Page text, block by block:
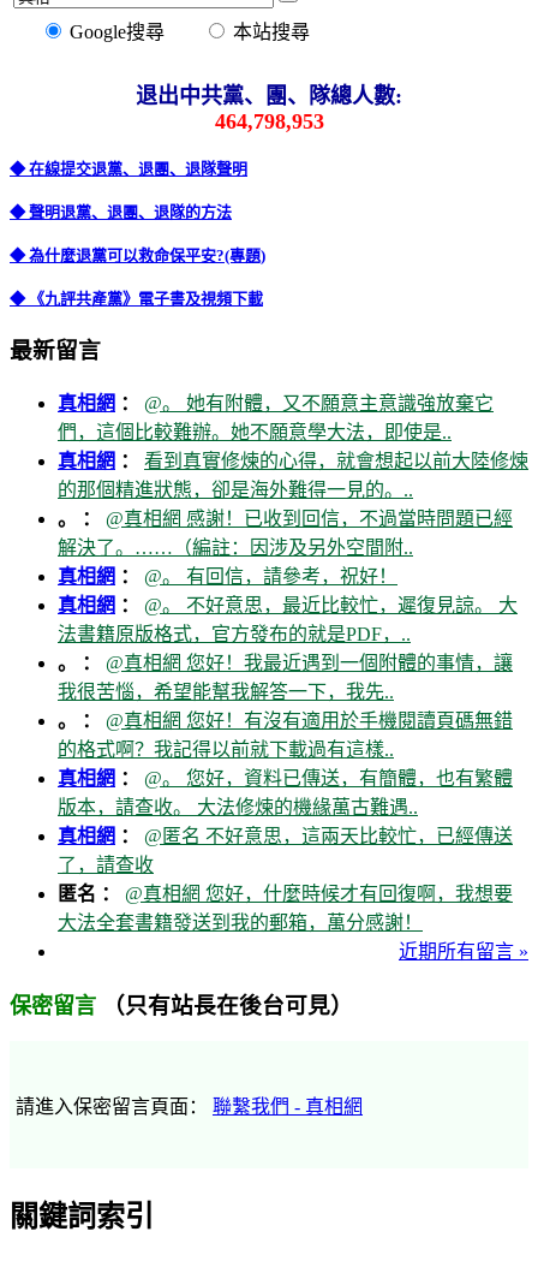
Google搜尋 本站搜尋
退出中共黨、團、隊總人數:
464,798,953
◆ 在線提交退黨、退團、退隊聲明
◆ 聲明退黨、退團、退隊的方法
◆ 為什麼退黨可以救命保平安?(專題)
◆ 《九評共產黨》電子書及視頻下載
最新留言
真相網 ： @。 她有附體，又不願意主意識強放棄它
們，這個比較難辦。她不願意學大法，即使是..
真相網 ： 看到真實修煉的心得，就會想起以前大陸修煉
的那個精進狀態，卻是海外難得一見的。..
。 ： @真相網 感謝！已收到回信，不過當時問題已經
解決了。……（編註：因涉及另外空間附..
真相網 ： @。 有回信，請參考，祝好！
真相網 ： @。 不好意思，最近比較忙，遲復見諒。 大
法書籍原版格式，官方發布的就是PDF，..
。 ： @真相網 您好！我最近遇到一個附體的事情，讓
我很苦惱，希望能幫我解答一下，我先..
。 ： @真相網 您好！有沒有適用於手機閱讀頁碼無錯
的格式啊？我記得以前就下載過有這樣..
真相網 ： @。 您好，資料已傳送，有簡體，也有繁體
版本，請查收。 大法修煉的機緣萬古難遇..
真相網 ： @匿名 不好意思，這兩天比較忙，已經傳送
了，請查收
匿名 ： @真相網 您好，什麼時候才有回復啊，我想要
大法全套書籍發送到我的郵箱，萬分感謝！
近期所有留言 »
保密留言 （只有站長在後台可見）
請進入保密留言頁面： 聯繫我們 - 真相網
關鍵詞索引